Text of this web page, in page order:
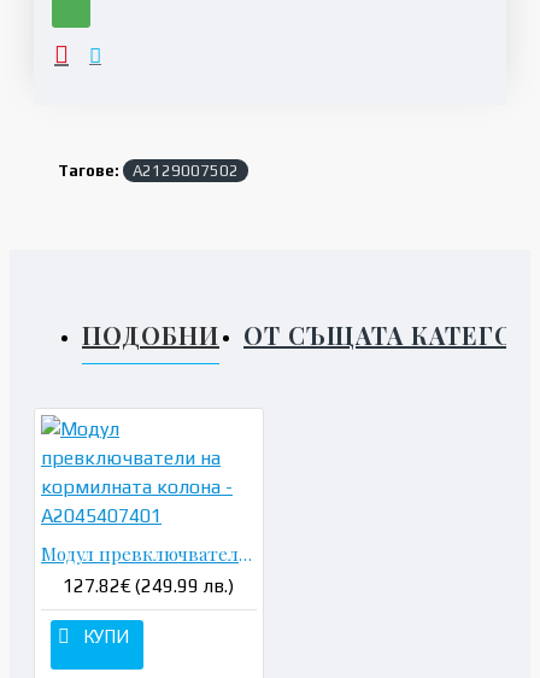
Тагове: A2129007502
ПОДОБНИ ОТ СЪЩАТА
Модул превключватели на кормилната колона - A2045407401
127.82€ (249.99 лв.)
КУПИ